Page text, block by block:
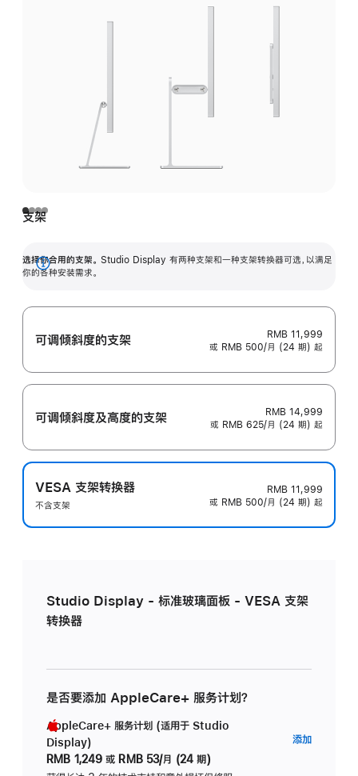
支架
选择你合用的支架。 Studio Display 有两种支架和一种支架转换器可选，以满足
你的各种安装需求。
展
可调倾斜度的支架
RMB 11,999
或 RMB 500/月 (24 期) 起
可调倾斜度及高‍度的支‍架
RMB 14,999
或 RMB 625/月 (24 期) 起
VESA 支架转换器
不含支架
RMB 11,999
或 RMB 500/月 (24 期) 起
Studio Display - 标准玻璃面板 - VESA 支架
转换器
是否要添加 AppleCare+ 服务计划？
AppleCare+ 服务计划 (适用于 Studio
Display)
RMB 1,249 或 RMB 53/月 (24 期)
添加